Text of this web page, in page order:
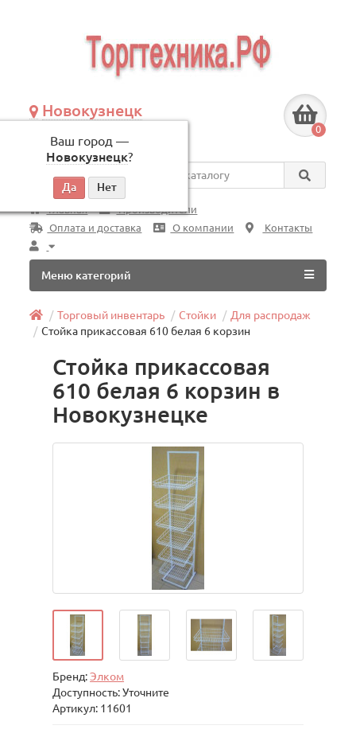
Новокузнецк
Ваш город —
Новокузнецк?
по будням, с 09:00 до 18:00
0
Везде
Главная
Производители
Оплата и доставка
О компании Контакты
Меню категорий
Торговый инвентарь Стойки
Для распродаж
Стойка прикассовая 610 белая 6 корзин
Стойка прикассовая
610 белая 6 корзин в
Новокузнецке
Бренд:Элком
Доступность: Уточните
Артикул: 11601